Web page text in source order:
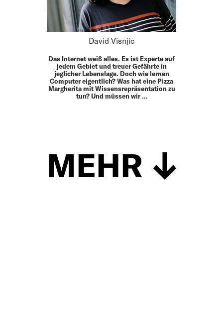
David Visnjic
Das Internet weiß alles. Es ist Experte auf
jedem Gebiet und treuer Gefährte in
jeglicher Lebenslage. Doch wie lernen
Computer eigentlich? Was hat eine Pizza
Margherita mit Wissensrepräsentation zu
tun? Und müssen wir …
MEHR